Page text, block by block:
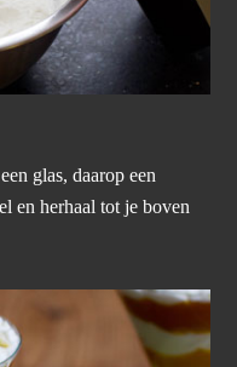
glas, daarop een
en herhaal tot je boven